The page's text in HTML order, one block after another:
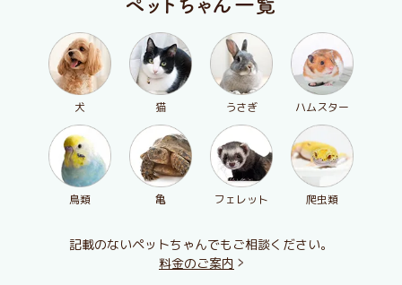
犬 猫 うさぎ ハムスター
鳥類 亀 フェレット 爬虫類
記載のないペットちゃんでもご相談ください。
料金のご案内